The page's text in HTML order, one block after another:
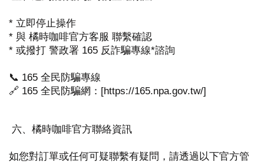
* 立即停止操作
* 與 橘時咖啡官方客服 聯繫確認
* 或撥打 警政署 165 反詐騙專線*諮詢
📞 165 全民防騙專線
🔗 165 全民防騙網：[https://165.npa.gov.tw/]
六、橘時咖啡官方聯絡資訊
如您對訂單或任何可疑聯繫有疑問，請透過以下官方管